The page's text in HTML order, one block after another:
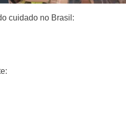
cuidado no Brasil: